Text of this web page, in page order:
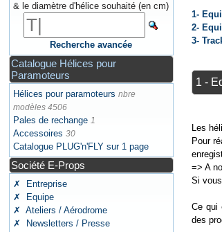
& le diamètre d'hélice souhaité (en cm)
Recherche avancée
Catalogue Hélices pour
Paramoteurs
Hélices pour paramoteurs nbre
modèles 4506
Pales de rechange 1
Accessoires 30
Catalogue PLUG'n'FLY sur 1 page
Société E-Props
✗ Entreprise
✗ Equipe
✗ Ateliers / Aérodrome
✗ Newsletters / Presse
1-
2-
3-
1 -
Les
Pour
=> A
Si
Ce qui
des